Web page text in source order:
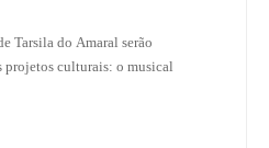
Tarsila do Amaral serão
projetos culturais: o musical